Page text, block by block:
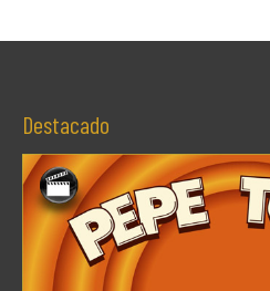
Destacado